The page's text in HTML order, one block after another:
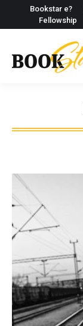
Bookstar е?
Fellowship